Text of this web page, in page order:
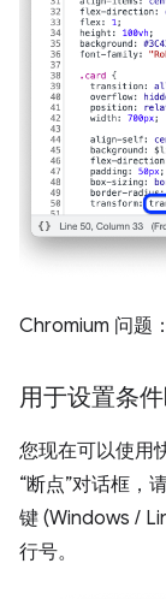
Chromium 问题：
用于设置条
您现在可以使用
“断点”对话框，
键 (Windows /
行号。